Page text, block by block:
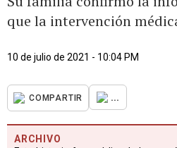
que la intervención
10 de julio de 2021 - 10:04 PM
COMPARTIR ...
ARCHIVO